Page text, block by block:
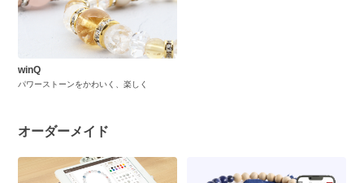
winQ
パワーストーンをかわいく、楽しく
オーダーメイド